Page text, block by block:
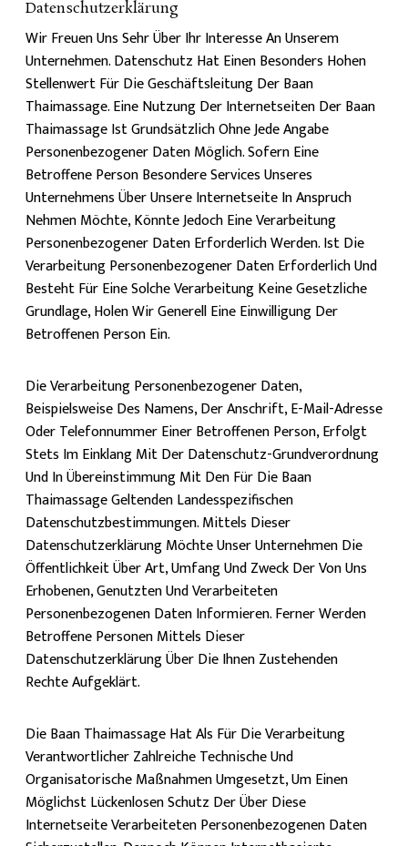
Datenschutzerklärung
Wir Freuen Uns Sehr Über Ihr Interesse An Unserem
Unternehmen. Datenschutz Hat Einen Besonders Hohen
Stellenwert Für Die Geschäftsleitung Der Baan
Thaimassage. Eine Nutzung Der Internetseiten Der Baan
Thaimassage Ist Grundsätzlich Ohne Jede Angabe
Personenbezogener Daten Möglich. Sofern Eine
Betroffene Person Besondere Services Unseres
Unternehmens Über Unsere Internetseite In Anspruch
Nehmen Möchte, Könnte Jedoch Eine Verarbeitung
Personenbezogener Daten Erforderlich Werden. Ist Die
Verarbeitung Personenbezogener Daten Erforderlich Und
Besteht Für Eine Solche Verarbeitung Keine Gesetzliche
Grundlage, Holen Wir Generell Eine Einwilligung Der
Betroffenen Person Ein.
Die Verarbeitung Personenbezogener Daten,
Beispielsweise Des Namens, Der Anschrift, E-Mail-Adresse
Oder Telefonnummer Einer Betroffenen Person, Erfolgt
Stets Im Einklang Mit Der Datenschutz-Grundverordnung
Und In Übereinstimmung Mit Den Für Die Baan
Thaimassage Geltenden Landesspezifischen
Datenschutzbestimmungen. Mittels Dieser
Datenschutzerklärung Möchte Unser Unternehmen Die
Öffentlichkeit Über Art, Umfang Und Zweck Der Von Uns
Erhobenen, Genutzten Und Verarbeiteten
Personenbezogenen Daten Informieren. Ferner Werden
Betroffene Personen Mittels Dieser
Datenschutzerklärung Über Die Ihnen Zustehenden
Rechte Aufgeklärt.
Die Baan Thaimassage Hat Als Für Die Verarbeitung
Verantwortlicher Zahlreiche Technische Und
Organisatorische Maßnahmen Umgesetzt, Um Einen
Möglichst Lückenlosen Schutz Der Über Diese
Internetseite Verarbeiteten Personenbezogenen Daten